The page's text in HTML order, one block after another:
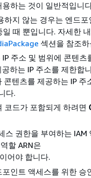
하는 것이 일반적입니
하지 않는 경우는 엔드포
때 뿐입니다. 자세한
섹션을 참조
주소 및 범위에 콘텐츠
하는 IP 주소를 제한합
콘텐츠를 제공하는 IP 주
다.
코드가 포함되게 하려면
스 권한을 부여하는 IAM
할 ARN은
어야 합니다.
포인트 액세스를 위한 승